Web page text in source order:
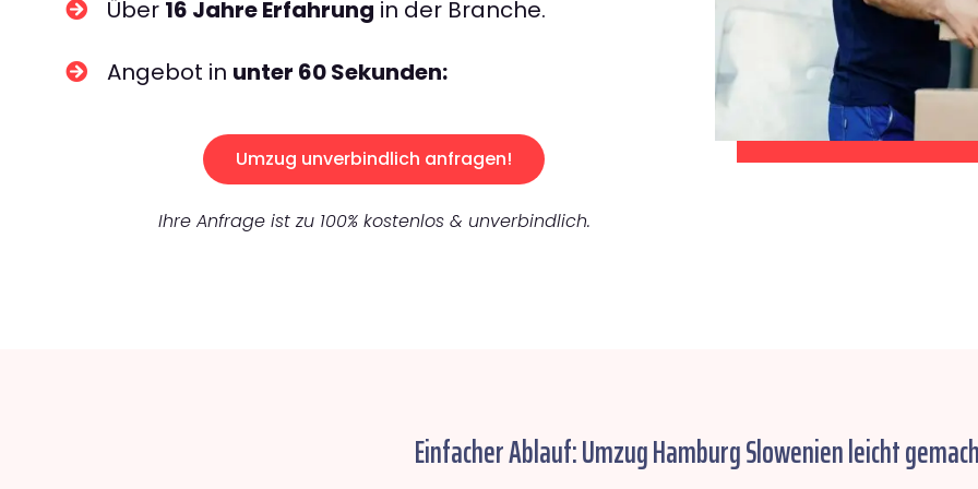
Über 16 Jahre Erfahrung in der Branche.
Angebot in unter 60 Sekunden:
Umzug unverbindlich anfragen!
Ihre Anfrage ist zu 100% kostenlos & unverbindlich.
Einfacher Ablauf: Umzug Hamburg Slowenien leicht